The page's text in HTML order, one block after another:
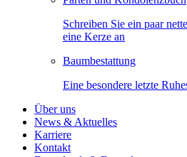
Schreiben Sie ein paar
eine Kerze an
Baumbestattung
Eine besondere letzte
Über uns
News & Aktuelles
Karriere
Kontakt